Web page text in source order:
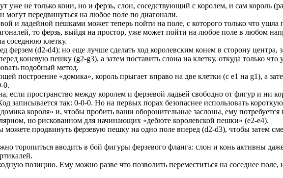
уже не только кони, но и ферзь, слон, соседствующий с королем, и сам король
могут передвинуться на любое поле по диагонали.
и ладейной пешками может теперь пойти на поле, с которого только что ушла
то ферзь, выйдя на простор, уже может пойти на любое поле в любом
соседнюю клетку.
ферзем (d2-d4); но еще лучше сделать ход королевским конем в сторону центра,
коневую пешку (g2-g3), а затем поставить слона на клетку, откуда только
подобный метод.
построение «домика», король прыгает вправо на две клетки (с e1 на g1), а
0.
если пространство между королем и ферзевой ладьей свободно от фигур и ни
записывается так: 0-0-0. Но на первых порах безопаснее использовать
короля» и, чтобы пробить ваши оборонительные заслоны, ему потребуется
но рискованном для начинающих «дебюте королевской пешки» (е2-е4).
можете продвинуть ферзевую пешку на одно поле вперед (d2-d3), чтобы затем
торопиться вводить в бой фигуры ферзевого фланга: слон и конь активны
позицию. Ему можно разве что позволить переместиться на соседнее поле,